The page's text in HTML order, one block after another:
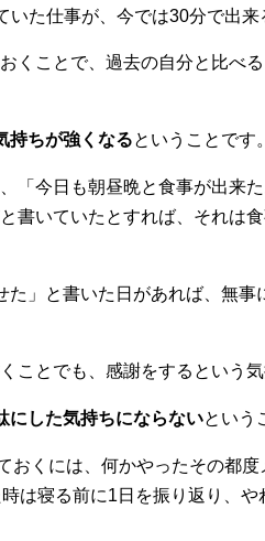
いた仕事が、今では30分で出来
くことで、過去の自分と比べ
持ちが強くなるということです。
「今日も朝昼晩と食事が出来
書いていたとすれば、それは
た」と書いた日があれば、無
ことでも、感謝をするという
にした気持ちにならないという
おくには、何かやったその都
は寝る前に1日を振り返り、